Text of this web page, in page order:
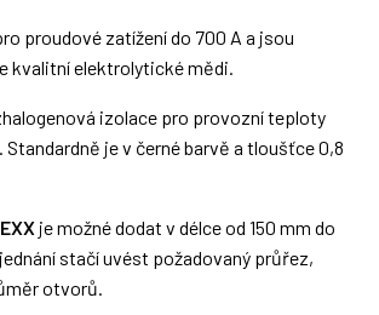
proudové zatížení do 700 A a jsou
kvalitní elektrolytické mědi.
izolace pro provozní teploty
. Standardně je v černé barvě a tloušťce 0,8
je možné dodat v délce od 150 mm do
stačí uvést požadovaný průřez,
otvorů.